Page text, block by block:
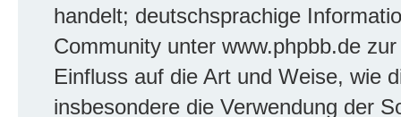
handelt; deutschsprachige
Community unter www.phpbb.de
Einfluss auf die Art und Weise, wie
insbesondere die Verwendung der